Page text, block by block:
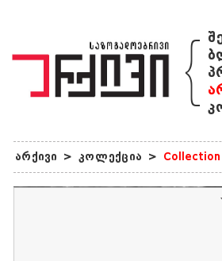
{
არქივი > კოლექცია >